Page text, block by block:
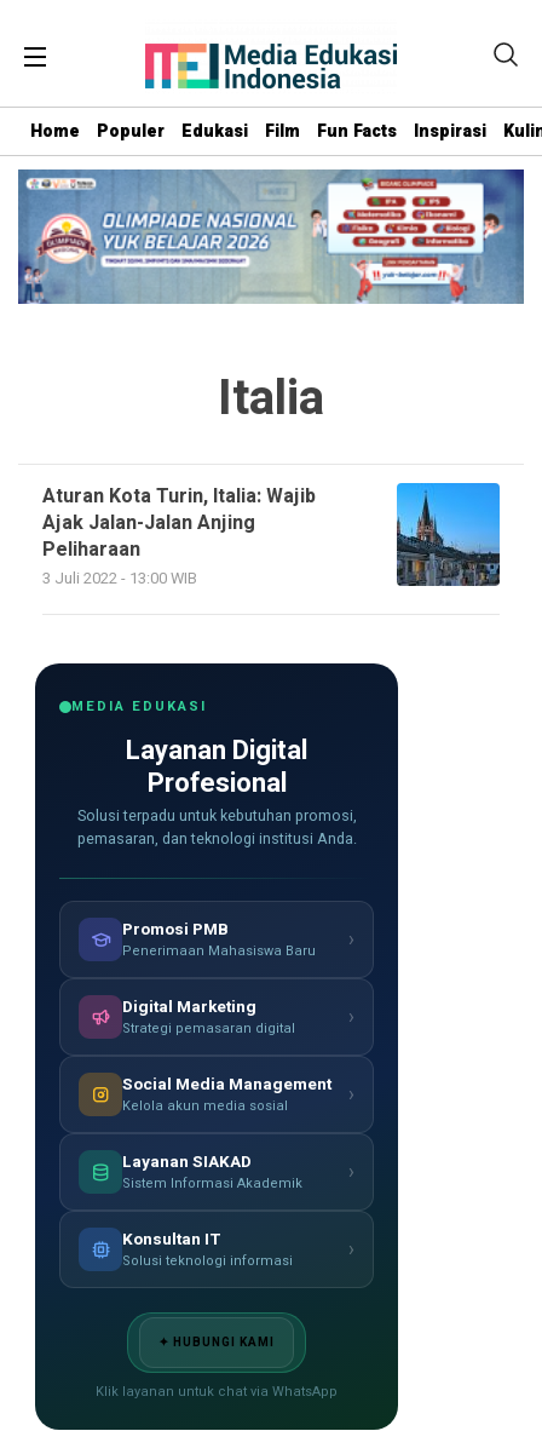
Home Populer Edukasi Film Fun Facts Inspirasi
Italia
Aturan Kota Turin, Italia: Wajib
Ajak Jalan-Jalan Anjing
Peliharaan
3 Juli 2022 - 13:00 WIB
MEDIA EDUKASI
Layanan Digital
Profesional
Solusi terpadu untuk kebutuhan promosi,
pemasaran, dan teknologi institusi Anda.
Promosi PMB
Penerimaan Mahasiswa Baru ›
Digital Marketing
Strategi pemasaran digital ›
Social Media Management
Kelola akun media sosial ›
Layanan SIAKAD
Sistem Informasi Akademik ›
Konsultan IT
Solusi teknologi informasi ›
✦ HUBUNGI KAMI
Klik layanan untuk chat via WhatsApp